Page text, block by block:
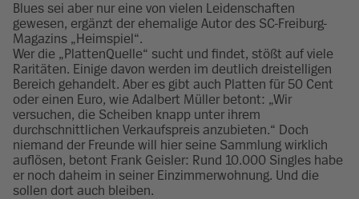
Blues sei aber nur eine von vielen Leidenschaften
gewesen, ergänzt der ehemalige Autor des SC-Freiburg-
Magazins „Heimspiel“.
Wer die „PlattenQuelle“ sucht und findet, stößt auf viele
Raritäten. Einige davon werden im deutlich dreistelligen
Bereich gehandelt. Aber es gibt auch Platten für 50 Cent
oder einen Euro, wie Adalbert Müller betont: „Wir
versuchen, die Scheiben knapp unter ihrem
durchschnittlichen Verkaufspreis anzubieten.“ Doch
niemand der Freunde will hier seine Sammlung wirklich
auflösen, betont Frank Geisler: Rund 10.000 Singles habe
er noch daheim in seiner Einzimmerwohnung. Und die
sollen dort auch bleiben.